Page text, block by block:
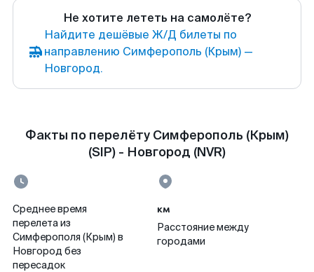
Не хотите лететь на самолёте?
Найдите дешёвые Ж/Д билеты по
направлению Симферополь (Крым) —
Новгород.
Факты по перелёту Симферополь (Крым)
(SIP) - Новгород (NVR)
Среднее время
перелета из
Симферополя (Крым) в
Новгород без
пересадок
км
Расстояние между
городами